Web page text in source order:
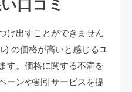
口コミ
け出すことができません
) の価格が高いと感じるユ
す。価格に関する不満を
ーンや割引サービスを提